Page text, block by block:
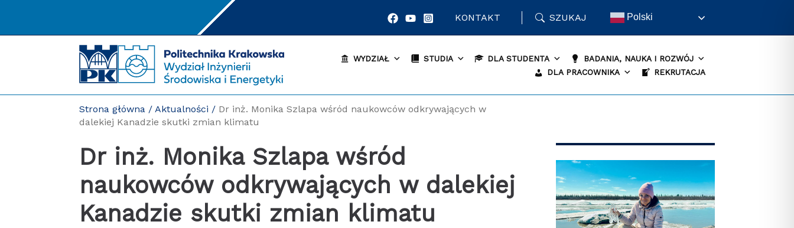
KONTAKT SZUKAJ Polski
WYDZIAŁ STUDIA DLA STUDENTA
BADANIA, NAUKA I ROZWÓJ
DLA PRACOWNIKA
REKRUTACJA
Strona główna /Aktualności / Dr inż. Monika Szlapa wśród naukowców odkrywających w
dalekiej Kanadzie skutki zmian klimatu
Dr inż. Monika Szlapa wśród
naukowców odkrywających w dalekiej
Kanadzie skutki zmian klimatu